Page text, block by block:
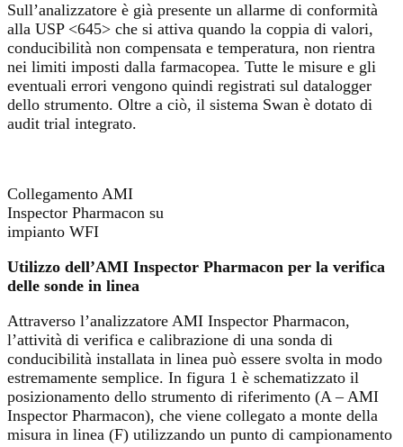
Sull’analizzatore è già presente un allarme di conformità
alla USP <645> che si attiva quando la coppia di valori,
conducibilità non compensata e temperatura, non rientra
nei limiti imposti dalla farmacopea. Tutte le misure e gli
eventuali errori vengono quindi registrati sul datalogger
dello strumento. Oltre a ciò, il sistema Swan è dotato di
audit trial integrato.
Collegamento AMI
Inspector Pharmacon su
impianto WFI
Utilizzo dell’AMI Inspector Pharmacon per la verifica
delle sonde in linea
Attraverso l’analizzatore AMI Inspector Pharmacon,
l’attività di verifica e calibrazione di una sonda di
conducibilità installata in linea può essere svolta in modo
estremamente semplice. In figura 1 è schematizzato il
posizionamento dello strumento di riferimento (A – AMI
Inspector Pharmacon), che viene collegato a monte della
misura in linea (F) utilizzando un punto di campionamento